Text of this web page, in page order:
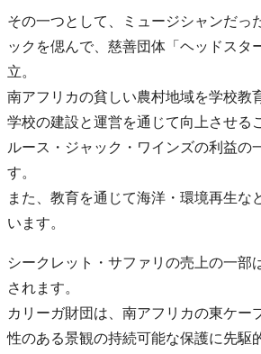
その一つとして、ミュージシャンだっ
ックを偲んで、慈善団体「ヘッドスタ
立。
南アフリカの貧しい農村地域を学校教
学校の建設と運営を通じて向上させる
ルース・ジャック・ワインズの利益の
す。
また、教育を通じて海洋・環境再生な
います。
シークレット・サファリの売上の一部
されます。
カリーガ財団は、南アフリカの東ケー
性のある景観の持続可能な保護に先駆